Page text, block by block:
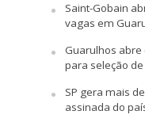
Saint-Gobain
vagas em
Guarulhos abre
para seleção
SP gera mais
assinada do